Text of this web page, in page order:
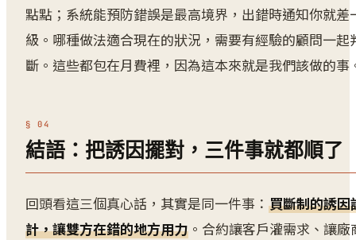
點點；系統能預防錯誤是最高境界，出錯時通知你就差
級。哪種做法適合現在的狀況，需要有經驗的顧問一起
斷。這些都包在月費裡，因為這本來就是我們該做的事
結語：把誘因擺對，三件事就都順了
回頭看這三個真心話，其實是同一件事： 買斷制的誘因
計，讓雙方在錯的地方用力。合約讓客戶灌需求、讓廠